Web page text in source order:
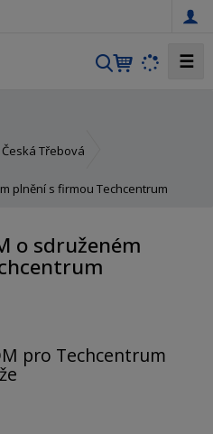
V
a
☰
Česká Třebová
plnění s firmou Techcentrum
o sdruženém
pro Techcentrum